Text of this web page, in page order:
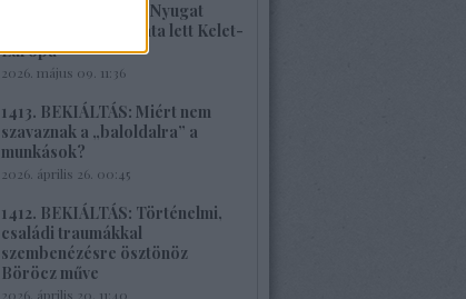
1414. BEKIÁLTÁS: A Nyugat
hulladékának lerakata lett Kelet-
Európa
2026. május 09. 11:36
1413. BEKIÁLTÁS: Miért nem
szavaznak a „baloldalra” a
munkások?
2026. április 26. 00:45
1412. BEKIÁLTÁS: Történelmi,
családi traumákkal
szembenézésre ösztönöz
Böröcz műve
2026. április 20. 11:40